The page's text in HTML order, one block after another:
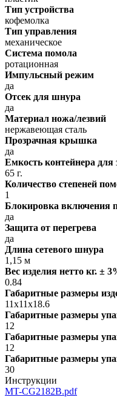
Тип устройства
кофемолка
Тип управления
механическое
Система помола
ротационная
Импульсный режим
да
Отсек для шнура
да
Материал ножа/лезвий
нержавеющая сталь
Прозрачная крышка
да
Емкость контейнера для
65 г.
Количество степеней
1
Блокировка включения
да
Защита от перегрева
да
Длина сетевого шнура
1,15 м
Вес изделия нетто кг. ±
0.84
Габаритные размеры
11x11x18.6
Габаритные размеры
12
Габаритные размеры
12
Габаритные размеры
30
Инструкции
MT-CG2182B.pdf